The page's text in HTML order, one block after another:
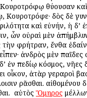
θύουσαν
Κουροτρόφε· δὸς δὲ
καὶ εὐνήν, ἡ δ’
ὧν οὐραὶ μὲν
τὴν φρήτραν, ἔνθα
εἶπεν· ἀνδρὸς μὲν
ἐν πεδίῳ κόσμος, νῆες
οἶκον, ἀτὰρ γεραροὶ
ὁρᾶσθαι. αἰθομένου
ὁ αὐτὸς Ὅμηρος